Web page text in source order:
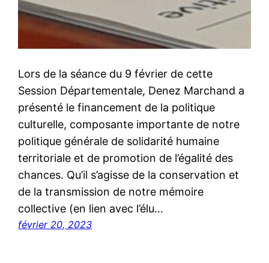
Lors de la séance du 9 février de cette
Session Départementale, Denez Marchand a
présenté le financement de la politique
culturelle, composante importante de notre
politique générale de solidarité humaine
territoriale et de promotion de l’égalité des
chances. Qu’il s’agisse de la conservation et
de la transmission de notre mémoire
collective (en lien avec l’élu…
février 20, 2023